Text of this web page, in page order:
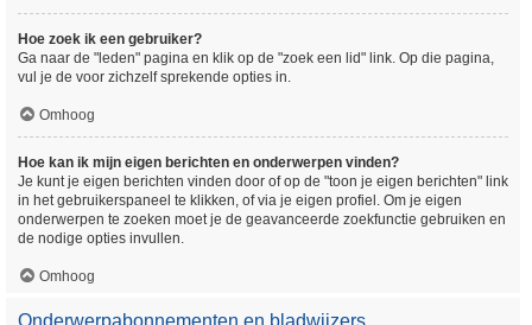
Hoe zoek ik een gebruiker?
Ga naar de "leden" pagina en klik op de "zoek een lid" link. Op die pagina,
vul je de voor zichzelf sprekende opties in.
Omhoog
Hoe kan ik mijn eigen berichten en onderwerpen vinden?
Je kunt je eigen berichten vinden door of op de "toon je eigen berichten" link
in het gebruikerspaneel te klikken, of via je eigen profiel. Om je eigen
onderwerpen te zoeken moet je de geavanceerde zoekfunctie gebruiken en
de nodige opties invullen.
Omhoog
Onderwerpabonnementen en bladwijzers